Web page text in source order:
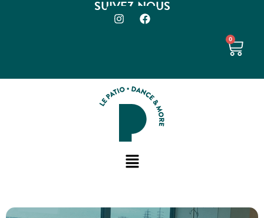
SUIVEZ-NOUS
0